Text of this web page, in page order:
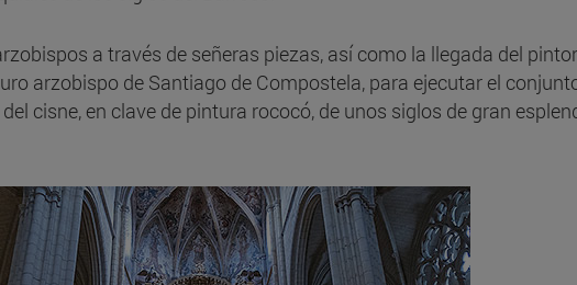
a través de señeras piezas, así como la llegada del
arzobispo de Santiago de Compostela, para ejecutar el
cisne, en clave de pintura rococó, de unos siglos de gran